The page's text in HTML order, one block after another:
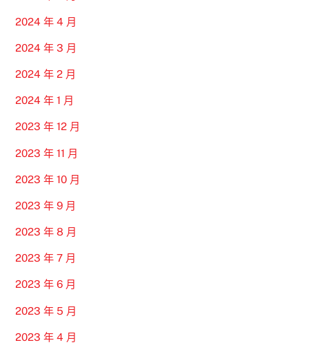
2024 年 4 月
2024 年 3 月
2024 年 2 月
2024 年 1 月
2023 年 12 月
2023 年 11 月
2023 年 10 月
2023 年 9 月
2023 年 8 月
2023 年 7 月
2023 年 6 月
2023 年 5 月
2023 年 4 月